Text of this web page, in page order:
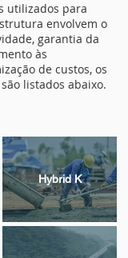
utilizados para
envolvem o
garantia da
às
de custos, os
listados abaixo.
Hybrid K